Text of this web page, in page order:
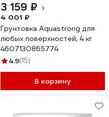
3 159 ₽
4 001 ₽
Грунтовка Aquastrong для
любых поверхностей, 4 кг
4607130865774
4.9(15)
В корзину